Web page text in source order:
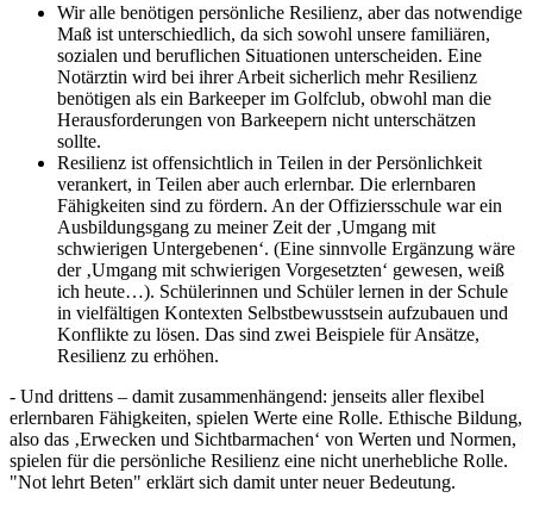
Wir alle benötigen persönliche Resilienz, aber das notwendige
Maß ist unterschiedlich, da sich sowohl unsere familiären,
sozialen und beruflichen Situationen unterscheiden. Eine
Notärztin wird bei ihrer Arbeit sicherlich mehr Resilienz
benötigen als ein Barkeeper im Golfclub, obwohl man die
Herausforderungen von Barkeepern nicht unterschätzen
sollte.
Resilienz ist offensichtlich in Teilen in der Persönlichkeit
verankert, in Teilen aber auch erlernbar. Die erlernbaren
Fähigkeiten sind zu fördern. An der Offiziersschule war ein
Ausbildungsgang zu meiner Zeit der ‚Umgang mit
schwierigen Untergebenen‘. (Eine sinnvolle Ergänzung wäre
der ‚Umgang mit schwierigen Vorgesetzten‘ gewesen, weiß
ich heute…). Schülerinnen und Schüler lernen in der Schule
in vielfältigen Kontexten Selbstbewusstsein aufzubauen und
Konflikte zu lösen. Das sind zwei Beispiele für Ansätze,
Resilienz zu erhöhen.
- Und drittens – damit zusammenhängend: jenseits aller flexibel
erlernbaren Fähigkeiten, spielen Werte eine Rolle. Ethische Bildung,
also das ‚Erwecken und Sichtbarmachen‘ von Werten und Normen,
spielen für die persönliche Resilienz eine nicht unerhebliche Rolle.
"Not lehrt Beten" erklärt sich damit unter neuer Bedeutung.